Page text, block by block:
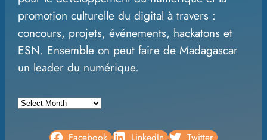
promotion culturelle du digital à travers :
concours, projets, événements, hackatons et
ESN. Ensemble on peut faire de Madagascar
un leader du numérique.
A